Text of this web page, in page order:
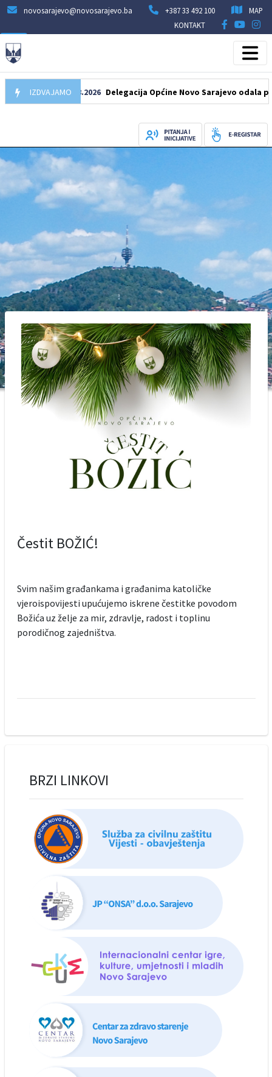
novosarajevo@novosarajevo.ba +387 33 492 100
MAP
KONTAKT
IZDVAJAMO
07.08.2026 Delegacija Općine Novo Sarajevo odala počast
Čestit BOŽIĆ!
Svim našim građankama i građanima katoličke
vjeroispovijesti upućujemo iskrene čestitke povodom
Božića uz želje za mir, zdravlje, radost i toplinu
porodičnog zajedništva.
BRZI LINKOVI